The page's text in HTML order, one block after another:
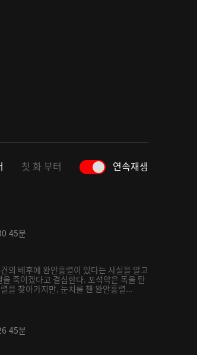
첫 화 부터 연속재생
45분
의 배후에 완안홍렬이 있다는 사실을 알고
죽이겠다고 결심한다. 포석약은 독을 탄
을 찾아가지만, 눈치를 챈 완안홍렬...
45분